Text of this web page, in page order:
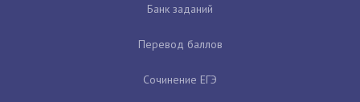
Банк заданий
Перевод баллов
Сочинение ЕГЭ